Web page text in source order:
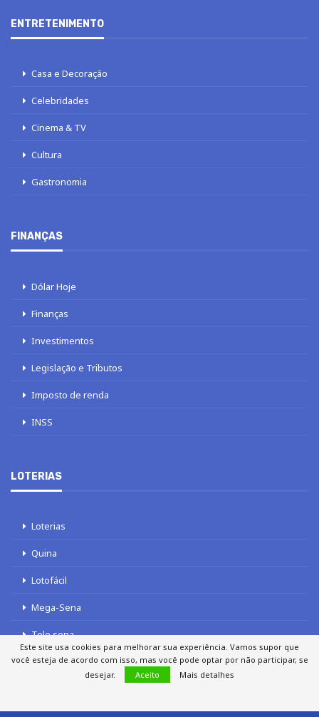
ENTRETENIMENTO
Casa e Decoração
Celebridades
Cinema & TV
Cultura
Gastronomia
FINANÇAS
Dólar Hoje
Finanças
Investimentos
Legislação e Tributos
Imposto de renda
INSS
LOTERIAS
Loterias
Quina
Lotofácil
Mega-Sena
Tele sena
Este site usa cookies para melhorar sua experiência. Vamos supor que
você esteja de acordo com isso, mas você pode optar por não participar, se
desejar.
Aceito Mais detalhes